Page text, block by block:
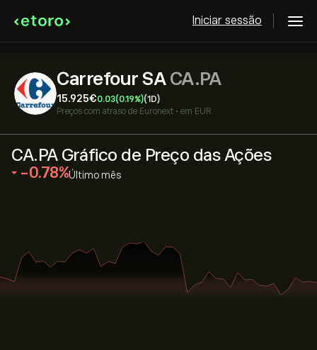
Iniciar sessão
Carrefour SA CA.PA
15.925‎€‎0.03(0.19%)(1D)
Preços com atraso de Euronext • em EUR
CA.PA Gráfico de Preço das Ações
‎-0.78‎ Último mês